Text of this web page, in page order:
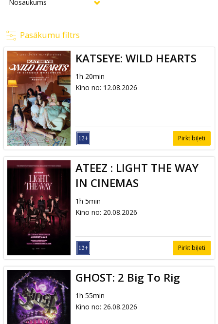
Pasākumu filtrs
KATSEYE: WILD HEARTS
1h 20min
Kino no: 12.08.2026
Pirkt biļeti
ATEEZ : LIGHT THE WAY
IN CINEMAS
1h 5min
Kino no: 20.08.2026
Pirkt biļeti
GHOST: 2 Big To Rig
1h 55min
Kino no: 26.08.2026